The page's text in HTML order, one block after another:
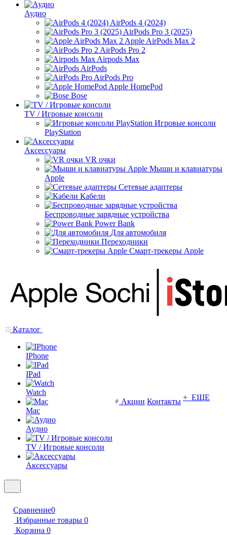
Аудио
AirPods 4 (2024)
AirPods Pro 3 (2025)
Apple AirPods Max 2
AirPods Pro 2
Airpods Max
AirPods
AirPods Pro
Apple HomePod
Bose
TV / Игровые консоли
Игровые консоли
PlayStation
Аксессуары
VR очки
Мыши и клавиатуры
Apple
Сетевые адаптеры
Кабели
Беспроводные зарядные устройства
Power Bank
Для автомобиля
Переходники
Смарт-трекеры Apple
Каталог
IPhone
IPad
Watch
Mac
Аудио
TV / Игровые консоли
Аксессуары
Акции Контакты + ЕЩЕ
Сравнение0
Избранные товары 0
Корзина 0